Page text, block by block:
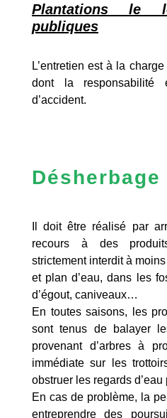
Plantations le
publiques
L’entretien est à la
dont la responsabilité
d’accident.
Désherbage
Il doit être réalisé par
recours à des
strictement interdit à
et plan d’eau, dans les
d’égout, caniveaux…
En toutes saisons, les
sont tenus de balayer
provenant d’arbres à
immédiate sur les
obstruer les regards d’eau
En cas de problème, la
entreprendre des